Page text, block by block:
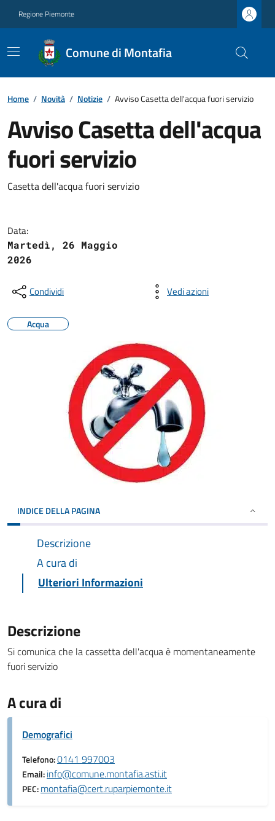
Regione Piemonte
Comune di Montafia
Home / Novità / Notizie / Avviso Casetta dell'acqua fuori servizio
Avviso Casetta dell'acqua
fuori servizio
Casetta dell'acqua fuori servizio
Data:
Martedì, 26 Maggio
2026
Condividi Vedi azioni
Acqua
INDICE DELLA PAGINA
Descrizione
A cura di
Ulteriori Informazioni
Descrizione
Si comunica che la cassetta dell'acqua è momentaneamente
fuori servizio
A cura di
Demografici
Telefono:0141 997003
Email:info@comune.montafia.asti.it
PEC:montafia@cert.ruparpiemonte.it